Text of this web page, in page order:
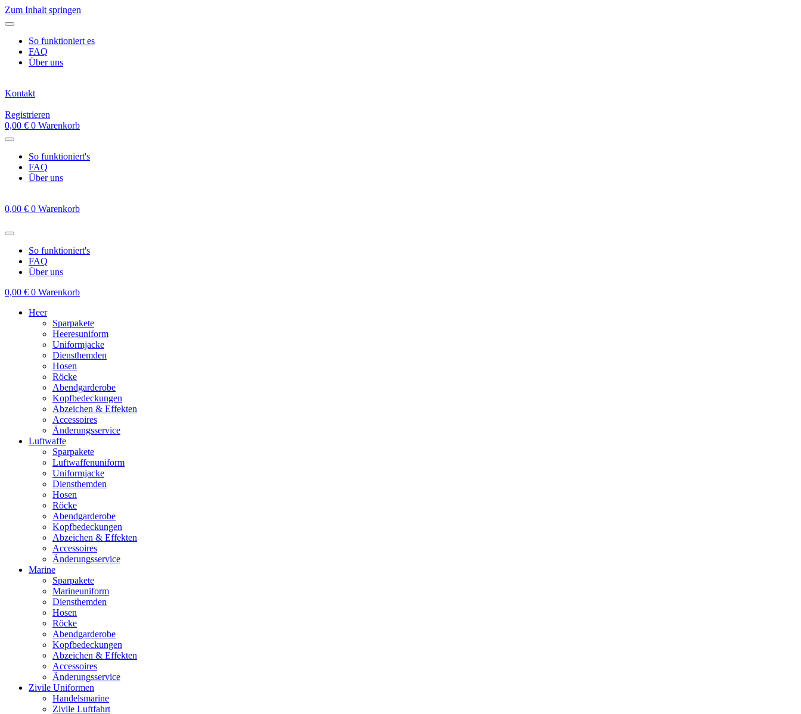
Zum Inhalt springen
So funktioniert es
FAQ
Über uns
Kontakt
Registrieren
0,00 € 0 Warenkorb
So funktioniert's
FAQ
Über uns
0,00 € 0 Warenkorb
So funktioniert's
FAQ
Über uns
0,00 € 0 Warenkorb
Heer
Sparpakete
Heeresuniform
Uniformjacke
Diensthemden
Hosen
Röcke
Abendgarderobe
Kopfbedeckungen
Abzeichen & Effekten
Accessoires
Änderungsservice
Luftwaffe
Sparpakete
Luftwaffenuniform
Uniformjacke
Diensthemden
Hosen
Röcke
Abendgarderobe
Kopfbedeckungen
Abzeichen & Effekten
Accessoires
Änderungsservice
Marine
Sparpakete
Marineuniform
Diensthemden
Hosen
Röcke
Abendgarderobe
Kopfbedeckungen
Abzeichen & Effekten
Accessoires
Änderungsservice
Zivile Uniformen
Handelsmarine
Zivile Luftfahrt